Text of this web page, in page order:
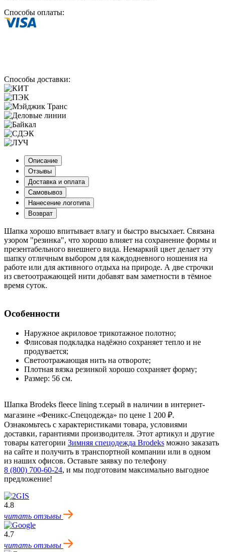
Способы оплаты:
Способы доставки:
Описание
Отзывы
Доставка и оплата
Самовывоз
Нанесение логотипа
Возврат
Шапка хорошо впитывает влагу и быстро высыхает. Связана
узором "резинка", что хорошо влияет на сохранение формы и
презентабельного внешнего вида. Немаркий цвет делает эту
шапку отличным выбором для каждодневного ношения на
работе или для активного отдыха на природе. А две строчки
из светоотражающей нити добавят вам заметности в тёмное
время суток.
Особенности
Наружное акриловое трикотажное полотно;
Флисовая подкладка надёжно сохраняет тепло и не
продувается;
Светоотражающая нить на отвороте;
Плотная вязка резинкой хорошо сохраняет форму;
Размер: 56 см.
Шапка Brodeks fleece lining т.серый в наличии в интернет-
магазине «Феникс-Спецодежда» по цене 1 200 ₽.
Ознакомьтесь с характеристиками товара, условиями
доставки, гарантиями производителя. Этот артикул и другие
товары категории Зимняя спецодежда Brodeks можно заказать
на сайте и получить в транспортной компании или в одном
из наших офисов. Оставьте заявку по телефону
8 (800) 700-60-24, и мы подготовим максимально выгодное
предложение!
4.8
читать отзывы
4.7
читать отзывы